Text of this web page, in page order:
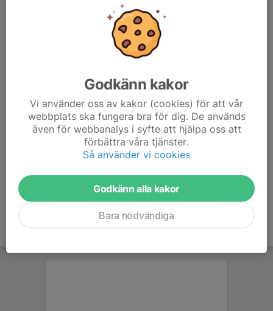
Ekonomiska deadlines (ex. medlemsavgifter,
Utbildningar för ledare och spelare
Deltaga i arrangemang för att driva in intäkter till föreningen
Syftet med årshjulet är att skapa struktur, säkerställa att viktiga
aktiviteter inte missas och att våra resurser används effektivt.
Det hjälper både styrelsen, ledarna och medlemmarna att få en
tydlig bild av året och underlättar långsiktig planering.
För en mer detaljerad information för Saxemaras Årshjul finner
ni i länken enl nedan:
Saxemara IF Årshjul
Godkänn kakor
Vi använder oss av kakor (cookies) för att vår
webbplats ska fungera bra för dig. De används
även för webbanalys i syfte att hjälpa oss att
förbättra våra tjänster.
Så använder vi cookies
Godkänn alla kakor
Bara nödvändiga